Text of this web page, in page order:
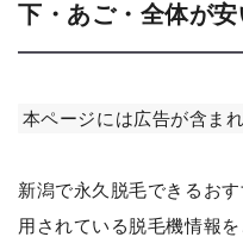
下・あご・全体が
本ページには広告が含まれ
新潟で永久脱毛できるお
用されている脱毛機情報